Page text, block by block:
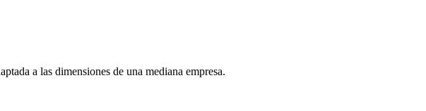
a las dimensiones de una mediana empresa.